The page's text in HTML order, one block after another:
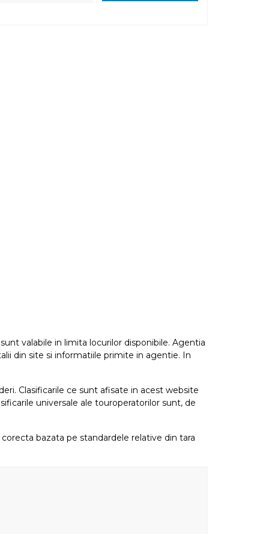
valabile in limita locurilor disponibile. Agentia
din site si informatiile primite in agentie. In
Clasificarile ce sunt afisate in acest website
universale ale touroperatorilor sunt, de
bazata pe standardele relative din tara